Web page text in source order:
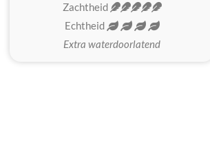
Zachtheid
Echtheid
Extra waterdoorlatend